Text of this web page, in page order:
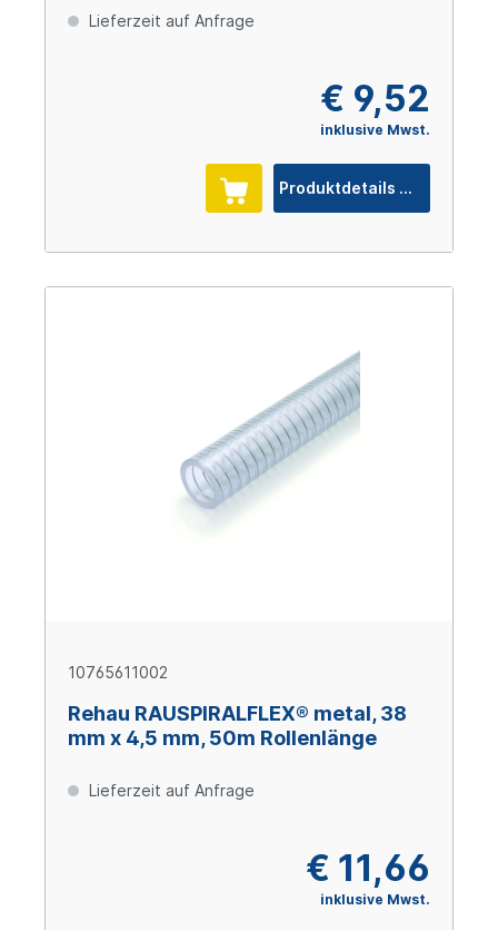
Lieferzeit auf Anfrage
€ 9,52
inklusive Mwst.
Produktdetails
10765611002
Rehau RAUSPIRALFLEX® metal, 38
mm x 4,5 mm, 50m Rollenlänge
Lieferzeit auf Anfrage
€ 11,66
inklusive Mwst.